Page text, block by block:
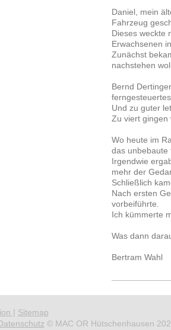
Daniel, mein
Fahrzeug
Dieses weckte
Erwachsenen
Zunächst
nachstehen
Bernd
Und zu guter
Zu viert gingen
Wo heute im
das unbebaute
Irgendwie
mehr der
Schließlich
Nach ersten
vorbeiführte.
Ich kümmerte
Was dann
Bertram Wahl
| Sitemap
© MAC OR Hütschenhausen